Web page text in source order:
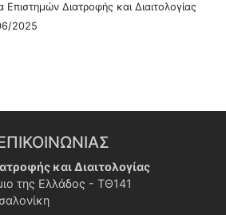
Διατροφής και Διαιτολογίας
2025
και Διαιτολογίας
της Ελλάδος - ΤΘ141